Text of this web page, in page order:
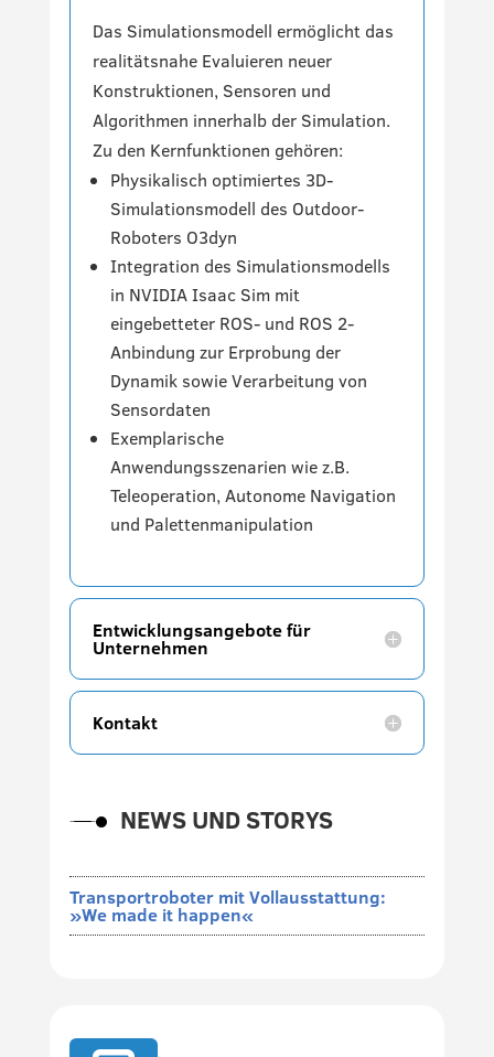
Das Simulationsmodell ermöglicht das
realitätsnahe Evaluieren neuer
Konstruktionen, Sensoren und
Algorithmen innerhalb der Simulation.
Zu den Kernfunktionen gehören:
Physikalisch optimiertes 3D-
Simulationsmodell des Outdoor-
Roboters O3dyn
Integration des Simulationsmodells
in NVIDIA Isaac Sim mit
eingebetteter ROS- und ROS 2-
Anbindung zur Erprobung der
Dynamik sowie Verarbeitung von
Sensordaten
Exemplarische
Anwendungsszenarien wie z.B.
Teleoperation, Autonome Navigation
und Palettenmanipulation
Entwicklungsangebote für
Unternehmen
Kontakt
NEWS UND STORYS
Transportroboter mit Vollausstattung:
»We made it happen«